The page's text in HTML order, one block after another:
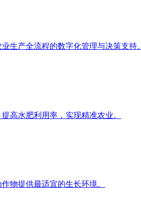
生产全流程的数字化管理与决策支持
高水肥利用率，实现精准农业。
物提供最适宜的生长环境。